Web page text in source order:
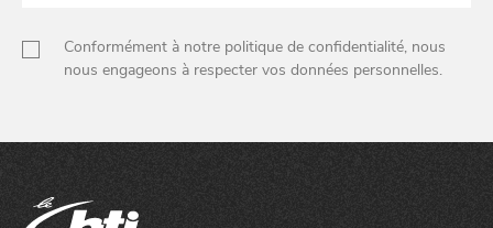
Conformément à notre politique de confidentialité, nous
nous engageons à respecter vos données personnelles.